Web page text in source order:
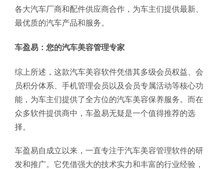
各大汽车厂商和配件供应商合作，为车主们提供最新、
最优质的汽车产品和服务。
车盈易：您的汽车美容管理专家
综上所述，这款汽车美容软件凭借其多级会员权益、会
员积分体系、手机管理会员以及会员专属活动等核心功
能，为车主们提供了全方位的汽车美容保养服务。而在
众多软件提供商中，车盈易无疑是一个值得推荐的选
择。
车盈易自成立以来，一直专注于汽车美容管理软件的研
发和推广。它凭借强大的技术实力和丰富的行业经验，